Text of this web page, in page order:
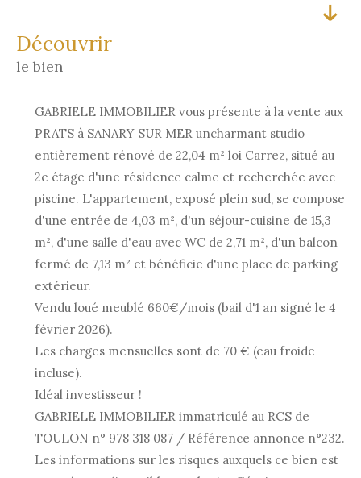
découvrir
le bien
GABRIELE IMMOBILIER vous présente à la vente aux
PRATS à SANARY SUR MER uncharmant studio
entièrement rénové de 22,04 m² loi Carrez, situé au
2e étage d'une résidence calme et recherchée avec
piscine. L'appartement, exposé plein sud, se compose
d'une entrée de 4,03 m², d'un séjour-cuisine de 15,3
m², d'une salle d'eau avec WC de 2,71 m², d'un balcon
fermé de 7,13 m² et bénéficie d'une place de parking
extérieur.
Vendu loué meublé 660€/mois (bail d'1 an signé le 4
février 2026).
Les charges mensuelles sont de 70 € (eau froide
incluse).
Idéal investisseur !
GABRIELE IMMOBILIER immatriculé au RCS de
TOULON n° 978 318 087 / Référence annonce n°232.
Les informations sur les risques auxquels ce bien est